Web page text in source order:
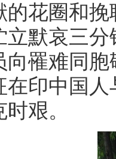
的花圈和
立默哀三
向罹难同
在印中国
艰。